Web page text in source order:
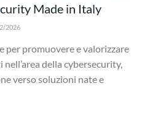
Made in Italy
2026
per promuovere e valorizzare
della cybersecurity,
verso soluzioni nate e